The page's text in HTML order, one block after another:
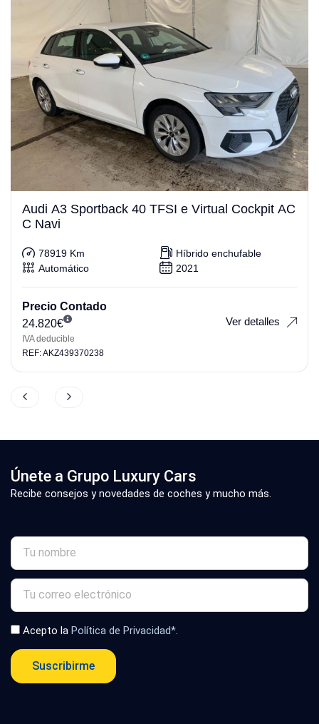
Audi A3 Sportback 40 TFSI e Virtual Cockpit AC
C Navi
78919 Km
Híbrido enchufable
Automático
2021
Precio Contado
24.820€
IVA deducible
Ver detalles
REF: AKZ439370238
Únete a Grupo Luxury Cars
Recibe consejos y novedades de coches y mucho más.
Acepto la Política de Privacidad*
Suscribirme